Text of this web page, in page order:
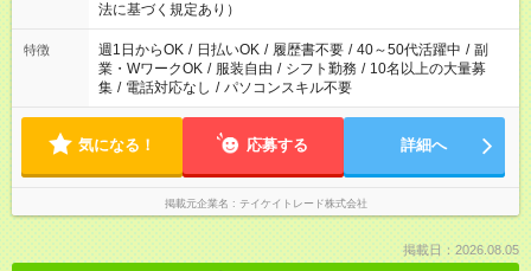
法に基づく規定あり）
特徴 週1日からOK / 日払いOK / 履歴書不要 / 40～50代活躍中 / 副
業・WワークOK / 服装自由 / シフト勤務 / 10名以上の大量募
集 / 電話対応なし / パソコンスキル不要
気になる！ 応募する 詳細へ
掲載元企業名 テイケイトレード株式会社
掲載日：2026.08.05